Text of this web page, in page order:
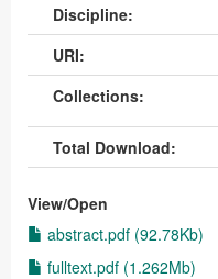
Discipline:
URI:
Collections:
Total Download:
View/Open
abstract.pdf (92.78Kb)
fulltext.pdf (1.262Mb)